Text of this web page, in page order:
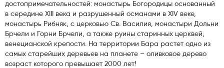
достопримечательностей: монастырь Богородицы основанный
в середине XIII века и разрушенный османами в XIV веке,
монастырь Рибняк, с церковью Св. Василия, монастыри Дольни
Брчели и Горни Брчели, а также руины старинных церквей,
венецианской крепости. На территории Бара растет одно из
самых старейших деревьев на планете – оливковое дерево
возраст которого превышает 2000 лет!